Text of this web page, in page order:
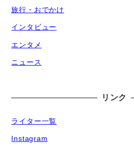
旅行・おでかけ
インタビュー
エンタメ
ニュース
リンク
ライター一覧
Instagram